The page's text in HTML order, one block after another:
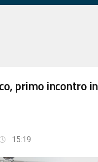
primo incontro in
15:19